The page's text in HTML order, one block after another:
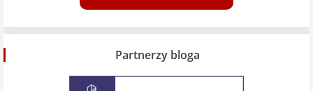
Partnerzy bloga